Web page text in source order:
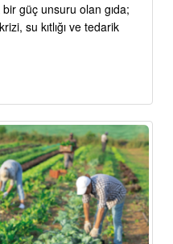
güç unsuru olan gıda;
su kıtlığı ve tedarik